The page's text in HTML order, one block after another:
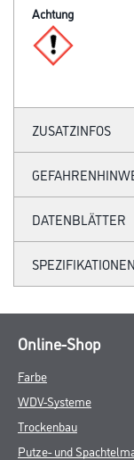
Achtung
ZUSATZINFOS
DATENBLÄTTER
SPEZIFIKATIONEN
Online-Shop
Farbe
WDV-Systeme
Trockenbau
Putze- und